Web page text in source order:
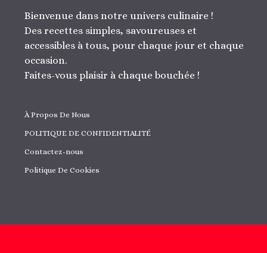
Bienvenue dans notre univers culinaire !
Des recettes simples, savoureuses et
accessibles à tous, pour chaque jour et chaque
occasion.
Faites-vous plaisir à chaque bouchée !
À Propos De Nous
POLITIQUE DE CONFIDENTIALITÉ
Contactez-nous
Politique De Cookies